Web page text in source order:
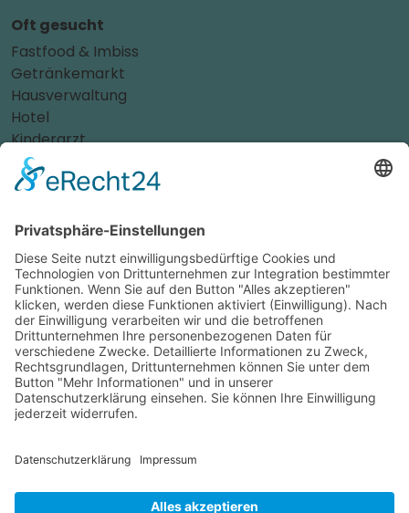
Oft gesucht
Fastfood & Imbiss
Getränkemarkt
Hausverwaltung
Hotel
Kinderarzt
Personalvermittler
Weitere Sportvereine
Zahnarzt
Tennis
Tankstelle
Tierbedarf
Parken
Für Ihr Unternehmen
Sichern Sie sich die Vorteile vondas ist nah! Mit uns
erreichen Sie neue Kunden und bleiben Ihren
Bestandskunden in guter Erinnerung.
Schon ab günstigen 29,- € im Monat.
Jetzt informieren